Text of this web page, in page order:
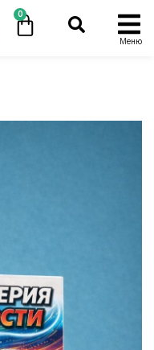
0
Меню